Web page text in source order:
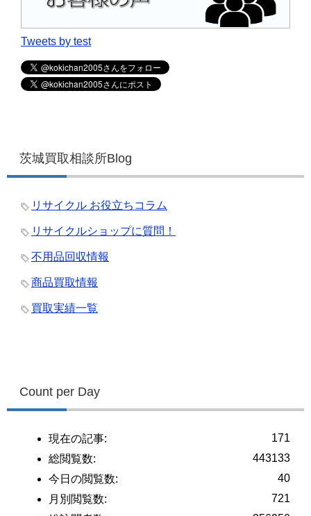
Tweets by test
茨城買取相談所Blog
リサイクル お役立ちコラム
リサイクルショップに質問！
不用品回収情報
商品買取情報
買取実績一覧
Count per Day
171
現在の記事:
443133
総閲覧数:
40
今日の閲覧数:
721
月別閲覧数: